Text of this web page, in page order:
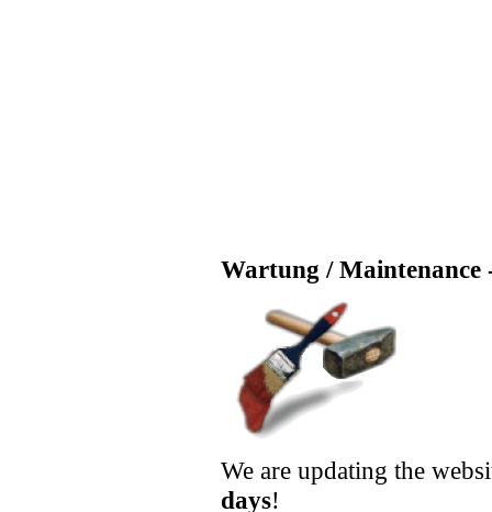
Wartung / Maintenance
We are updating the
days!